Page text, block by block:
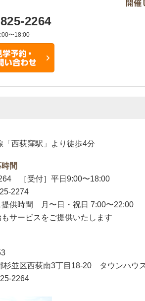
2264
〜18:00
「西荻窪駅」より徒歩4分
間
［受付］平日9:00〜18:00
2274
供時間 月〜日・祝日 7:00〜22:00
サービスをご提供いたします
杉並区西荻南3丁目18-20 タウンハウ
2264